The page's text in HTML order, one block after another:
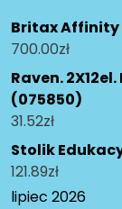
Britax Affinity
700.00zł
Raven.
(075850)
31.52zł
Stolik
121.89zł
lipiec 2026